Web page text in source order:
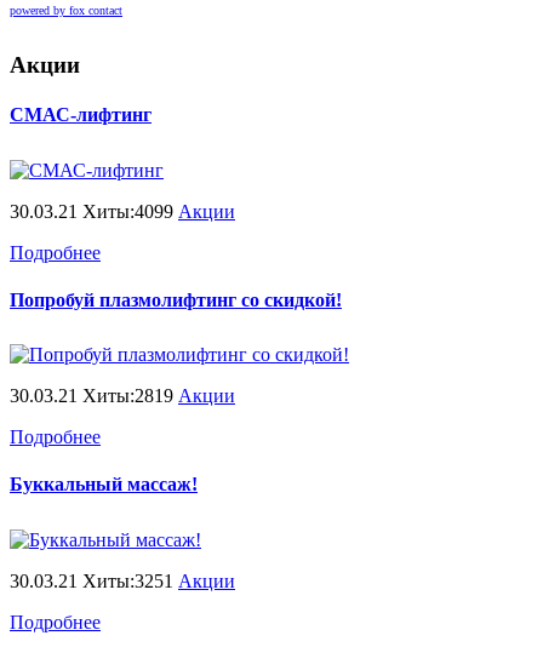
powered by fox contact
Акции
СМАС-лифтинг
30.03.21 Хиты:4099 Акции
Подробнее
Попробуй плазмолифтинг со скидкой!
30.03.21 Хиты:2819 Акции
Подробнее
Буккальный массаж!
30.03.21 Хиты:3251 Акции
Подробнее